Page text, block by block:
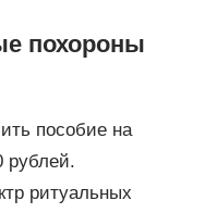
похороны
пособие на
рублей.
ритуальных